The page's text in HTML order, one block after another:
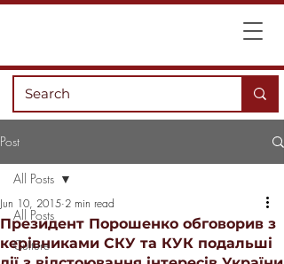
Post
All Posts
Culture
All Posts
Президент Порошенко обговорив з
керівниками СКУ та КУК подальші
Jun 10, 2015 2 min read